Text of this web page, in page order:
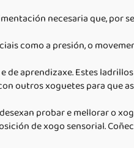
necesaria que, por
como a presión, o
aprendizaxe. Estes
outros xoguetes para que
probar e mellorar o
de xogo sensorial.